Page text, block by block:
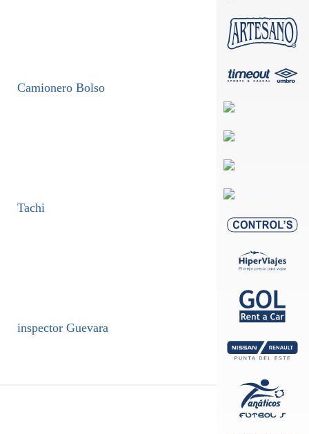
Camionero Bolso
Tachi
inspector Guevara